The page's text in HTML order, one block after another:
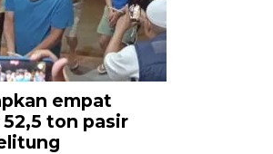
empat
ton pasir